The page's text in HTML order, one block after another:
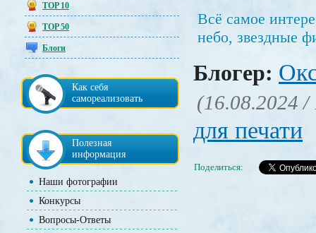
TOP 10
TOP 50
Блоги
Как себя
самореализовать
Полезная
информация
Наши фотографии
Конкурсы
Вопросы-Ответы
Всё самое
небо, звездные
Блогер:
(16.08.2024 /
для печати
Поделиться: